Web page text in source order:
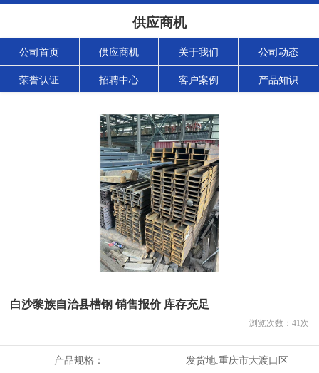
供应商机
公司首页 供应商机 关于我们 公司动态
荣誉认证 招聘中心 客户案例 产品知识
白沙黎族自治县槽钢 销售报价 库存充足
浏览次数： 41次
产品规格： 发货地:重庆市大渡口区